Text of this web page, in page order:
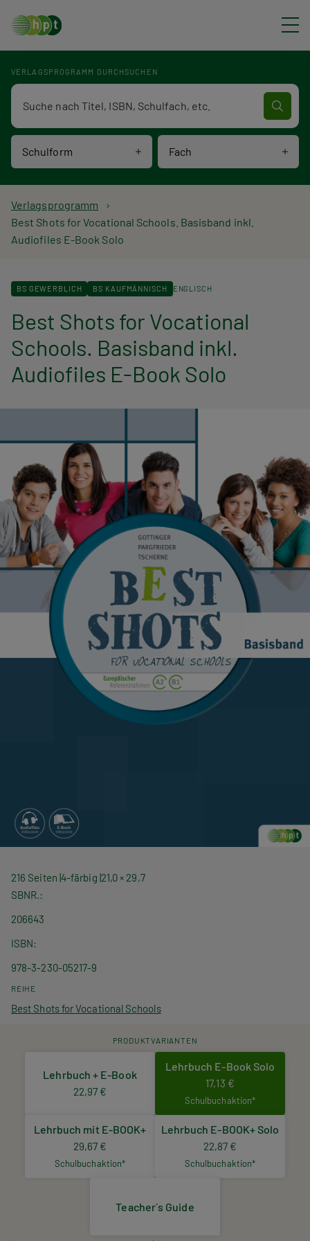
VERLAGSPROGRAMM DURCHSUCHEN
Schulform Fach
Verlagsprogramm Volltextsuche
P
f
d
n
a
v
i
t
i
o
n
Verlagsprogramm
Best Shots for Vocational Schools. Basisband inkl.
Audiofiles E-Book Solo
BS GEWERBLICH BS KAUFMÄNNISCH ENGLISCH
Best Shots for Vocational
Schools. Basisband inkl.
Audiofiles E-Book Solo
216 Seiten 4-färbig 21,0 × 29,7
SBNR.
206643
ISBN
978-3-230-05217-9
REIHE
Best Shots for Vocational Schools
PRODUKTVARIANTEN
Lehrbuch + E-Book
22,97 €
Lehrbuch E-Book Solo
17,13 €
Schulbuchaktion*
Lehrbuch mit E-BOOK+
29,67 €
Schulbuchaktion*
Lehrbuch E-BOOK+ Solo
22,87 €
Schulbuchaktion*
Teacher´s Guide